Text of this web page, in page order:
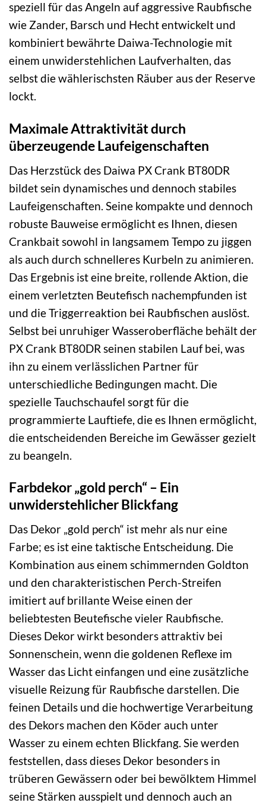
speziell für das Angeln auf aggressive Raubfische
wie Zander, Barsch und Hecht entwickelt und
kombiniert bewährte Daiwa-Technologie mit
einem unwiderstehlichen Laufverhalten, das
selbst die wählerischsten Räuber aus der Reserve
lockt.
Maximale Attraktivität durch
überzeugende Laufeigenschaften
Das Herzstück des Daiwa PX Crank BT80DR
bildet sein dynamisches und dennoch stabiles
Laufeigenschaften. Seine kompakte und dennoch
robuste Bauweise ermöglicht es Ihnen, diesen
Crankbait sowohl in langsamem Tempo zu jiggen
als auch durch schnelleres Kurbeln zu animieren.
Das Ergebnis ist eine breite, rollende Aktion, die
einem verletzten Beutefisch nachempfunden ist
und die Triggerreaktion bei Raubfischen auslöst.
Selbst bei unruhiger Wasseroberfläche behält der
PX Crank BT80DR seinen stabilen Lauf bei, was
ihn zu einem verlässlichen Partner für
unterschiedliche Bedingungen macht. Die
spezielle Tauchschaufel sorgt für die
programmierte Lauftiefe, die es Ihnen ermöglicht,
die entscheidenden Bereiche im Gewässer gezielt
zu beangeln.
Farbdekor „gold perch“ – Ein
unwiderstehlicher Blickfang
Das Dekor „gold perch“ ist mehr als nur eine
Farbe; es ist eine taktische Entscheidung. Die
Kombination aus einem schimmernden Goldton
und den charakteristischen Perch-Streifen
imitiert auf brillante Weise einen der
beliebtesten Beutefische vieler Raubfische.
Dieses Dekor wirkt besonders attraktiv bei
Sonnenschein, wenn die goldenen Reflexe im
Wasser das Licht einfangen und eine zusätzliche
visuelle Reizung für Raubfische darstellen. Die
feinen Details und die hochwertige Verarbeitung
des Dekors machen den Köder auch unter
Wasser zu einem echten Blickfang. Sie werden
feststellen, dass dieses Dekor besonders in
trüberen Gewässern oder bei bewölktem Himmel
seine Stärken ausspielt und dennoch auch an